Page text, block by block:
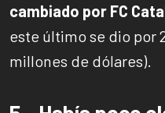
cambiado por FC
este último se dio por
millones de dólares).